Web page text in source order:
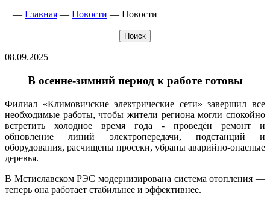
— Главная — Новости — Новости
08.09.2025
В осенне-зимний период к работе готовы
Филиал «Климовичские электрические сети» завершил все
необходимые работы, чтобы жители региона могли спокойно
встретить холодное время года - проведён ремонт и
обновление линий электропередачи, подстанций и
оборудования, расчищены просеки, убраны аварийно-опасные
деревья.
В Мстиславском РЭС модернизирована система отопления —
теперь она работает стабильнее и эффективнее.